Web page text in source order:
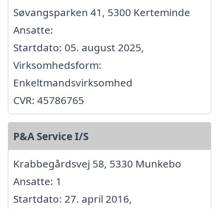
Søvangsparken 41, 5300 Kerteminde
Ansatte:
Startdato: 05. august 2025,
Virksomhedsform:
Enkeltmandsvirksomhed
CVR: 45786765
P&A Service I/S
Krabbegårdsvej 58, 5330 Munkebo
Ansatte: 1
Startdato: 27. april 2016,